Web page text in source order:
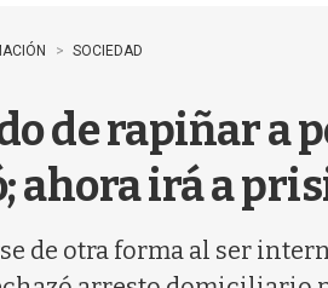
SOCIEDAD
de rapiñar a
ahora irá a
de otra forma al ser